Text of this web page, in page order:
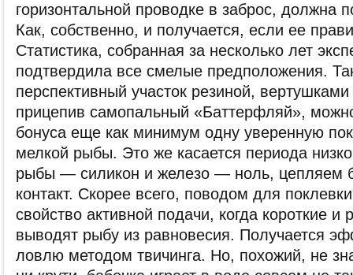
горизонтальной проводке в заброс, должна
Как, собственно, и получается, если ее
Статистика, собранная за несколько лет
подтвердила все смелые предположения.
перспективный участок резиной,
прицепив самопальный «Баттерфляй»,
бонуса еще как минимум одну уверенную
мелкой рыбы. Это же касается периода
рыбы — силикон и железо — ноль, цепляем
контакт. Скорее всего, поводом для
свойство активной подачи, когда короткие и
выводят рыбу из равновесия. Получается
ловлю методом твичинга. Но, похожий, не